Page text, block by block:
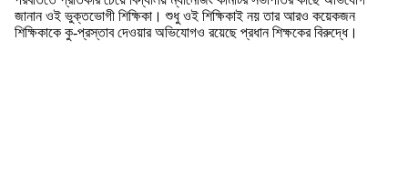
জানান ওই ভুক্তভোগী শিক্ষিকা। শুধু ওই শিক্ষিকাই নয় তার আরও কয়েকজন
শিক্ষিকাকে কু-প্রস্তাব দেওয়ার অভিযোগও রয়েছে প্রধান শিক্ষকের বিরুদ্ধে।